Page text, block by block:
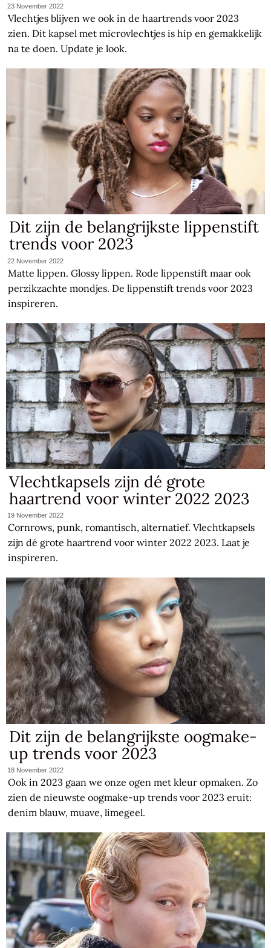
23 November 2022
Vlechtjes blijven we ook in de haartrends voor 2023
zien. Dit kapsel met microvlechtjes is hip en gemakkelijk
na te doen. Update je look.
Dit zijn de belangrijkste lippenstift
trends voor 2023
22 November 2022
Matte lippen. Glossy lippen. Rode lippenstift maar ook
perzikzachte mondjes. De lippenstift trends voor 2023
inspireren.
Vlechtkapsels zijn dé grote
haartrend voor winter 2022 2023
19 November 2022
Cornrows, punk, romantisch, alternatief. Vlechtkapsels
zijn dé grote haartrend voor winter 2022 2023. Laat je
inspireren.
Dit zijn de belangrijkste oogmake-
up trends voor 2023
18 November 2022
Ook in 2023 gaan we onze ogen met kleur opmaken. Zo
zien de nieuwste oogmake-up trends voor 2023 eruit:
denim blauw, muave, limegeel.